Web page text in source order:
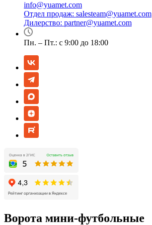
info@yuamet.com
Отдел продаж: salesteam@yuamet.com
Дилерство: partner@yuamet.com
Пн. – Пт.: с 9:00 до 18:00
Ворота мини-футбольные